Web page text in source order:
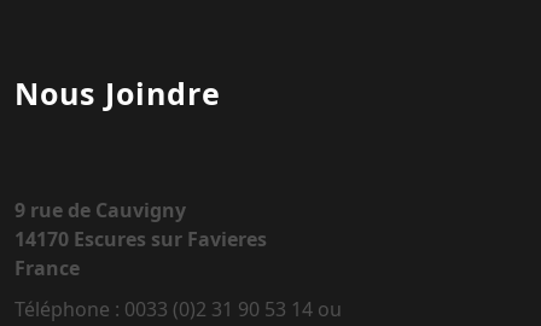
Nous Joindre
9 rue de Cauvigny
14170 Escures sur Favieres
France
Téléphone : 0033 (0)2 31 90 53 14 ou